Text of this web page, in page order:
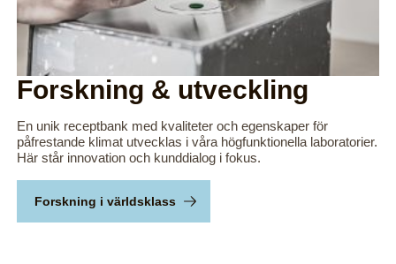
Forskning & utveckling
En unik receptbank med kvaliteter och egenskaper för
påfrestande klimat utvecklas i våra högfunktionella laboratorier.
Här står innovation och kunddialog i fokus.
Forskning i världsklass